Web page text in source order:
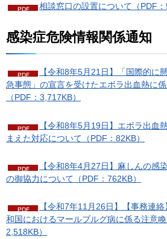
相談窓口の設置について（PDF：
感染症危険情報関係通知
【令和8年5月21日】「国際的に
急事態」の宣言を受けたエボラ出血熱に
（PDF：3,717KB）
【令和8年5月19日】エボラ出血
まえた対応について（PDF：82KB）
【令和8年4月27日】麻しんの感
の御協力について（PDF：762KB）
【令和7年11月26日】【事務連
和国におけるマールブルグ病に係る注意
2,518KB）